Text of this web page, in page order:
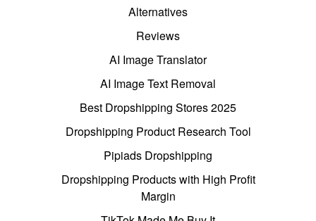
Alternatives
Reviews
AI Image Translator
AI Image Text Removal
Best Dropshipping Stores 2025
Dropshipping Product Research Tool
Pipiads Dropshipping
Dropshipping Products with High Profit
Margin